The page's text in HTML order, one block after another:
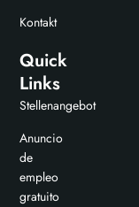
Kontakt
Quick
Links
Stellenangebot
Anuncio
de
empleo
gratuito